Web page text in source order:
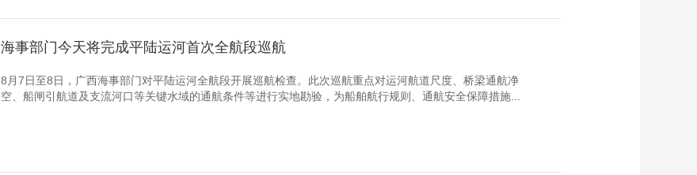
海事部门今天将完成平陆运河首次全航段巡航
8月7日至8日，广西海事部门对平陆运河全航段开展巡航检查。此次巡航重点对运河航道尺度、桥梁通航净
空、船闸引航道及支流河口等关键水域的通航条件等进行实地勘验，为船舶航行规则、通航安全保障措施...